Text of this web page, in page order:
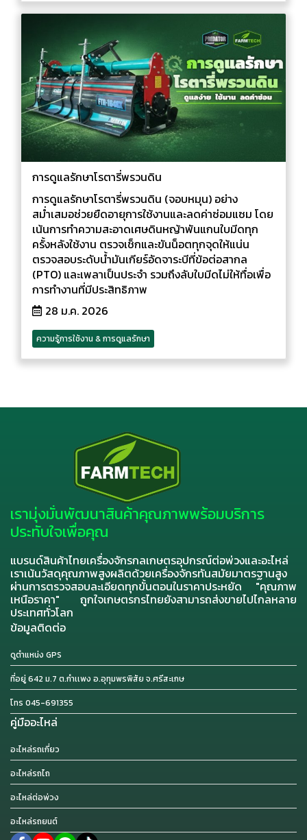
การดูแลรักษาโรตารี่พรวนดิน
การดูแลรักษาโรตารี่พรวนดิน (จอบหมุน) อย่าง
สม่ำเสมอช่วยยืดอายุการใช้งานและลดค่าซ่อมแซม โดย
เน้นการทำความสะอาดเศษดินหญ้าพันแกนใบมีดทุก
ครั้งหลังใช้งาน ตรวจเช็กและขันน็อตทุกจุดให้แน่น
ตรวจสอบระดับน้ำมันเกียร์อัดจาระบีที่ข้อต่อสากล
(PTO) และเพลาเป็นประจำ รวมถึงลับใบมีดไม่ให้ทื่อเพื่อ
การทำงานที่มีประสิทธิภาพ
28 ม.ค. 2026
ความรู้การใช้งาน & การดูแลรักษา
เรามุ่งมั่นพัฒนาสินค้าคุณภาพพร้อมบริการ
ประทับใจเพื่อคุณ
แบรนด์สินค้าไทยเครื่องจักรกลเกษตรอุปกรณ์ต่อพ่วงและอะไหล่
เราเน้นวัสดุคุณภาพสูงผลิตด้วยเครื่องจักรทันสมัยมาตรฐานสูง
ผ่านการตรวจสอบละเอียดทุกขั้นตอนในราคาประหยัด "คุณภาพ
เหนือราคา" ถูกใจเกษตรกรไทยยังสามารถส่งขายไปไกลหลาย
ประเทศทั่วโลก
ข้อมูลติดต่อ
ดูตำแหน่ง GPS
ที่อยู่ 642 ม.7 ต.กำเเพง อ.อุทุมพรพิสัย จ.ศรีสะเกษ
โทร 045-691355
คู่มืออะไหล่
อะไหล่รถเกี่ยว
อะไหล่รถไถ
อะไหล่ต่อพ่วง
อะไหล่รถยนต์